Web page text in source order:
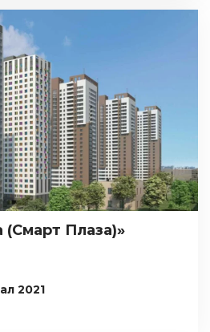
Плаза)»
2021